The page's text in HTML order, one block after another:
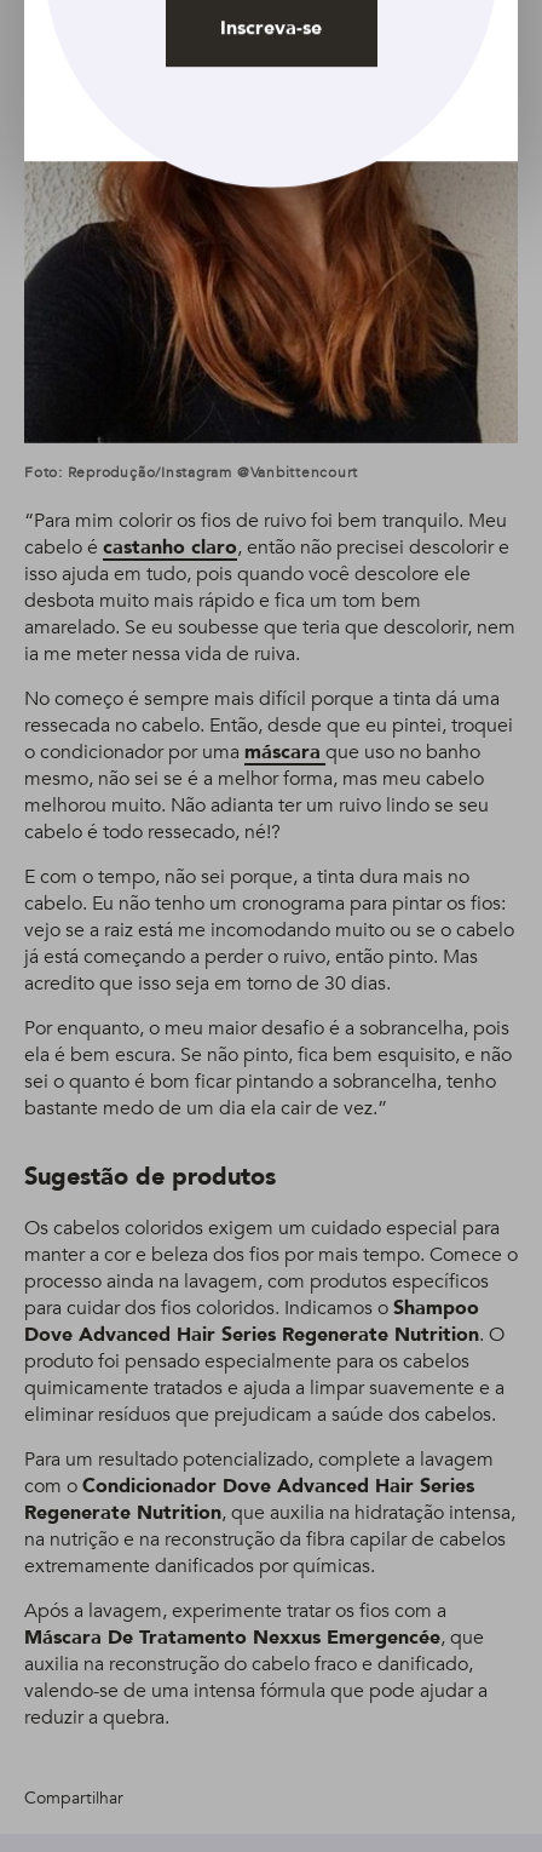
Foto: Reprodução/Instagram @vanbittencourt
“Para mim colorir os fios de ruivo foi bem tranquilo. Meu
cabelo é castanho claro, então não precisei descolorir e
isso ajuda em tudo, pois quando você descolore ele
desbota muito mais rápido e fica um tom bem
amarelado. Se eu soubesse que teria que descolorir, nem
ia me meter nessa vida de ruiva.
No começo é sempre mais difícil porque a tinta dá uma
ressecada no cabelo. Então, desde que eu pintei, troquei
o condicionador por uma máscara que uso no banho
mesmo, não sei se é a melhor forma, mas meu cabelo
melhorou muito. Não adianta ter um ruivo lindo se seu
cabelo é todo ressecado, né!?
E com o tempo, não sei porque, a tinta dura mais no
cabelo. Eu não tenho um cronograma para pintar os fios:
vejo se a raiz está me incomodando muito ou se o cabelo
já está começando a perder o ruivo, então pinto. Mas
acredito que isso seja em torno de 30 dias.
Por enquanto, o meu maior desafio é a sobrancelha, pois
ela é bem escura. Se não pinto, fica bem esquisito, e não
sei o quanto é bom ficar pintando a sobrancelha, tenho
bastante medo de um dia ela cair de vez.”
Sugestão de produtos
Os cabelos coloridos exigem um cuidado especial para
manter a cor e beleza dos fios por mais tempo. Comece o
processo ainda na lavagem, com produtos específicos
para cuidar dos fios coloridos. Indicamos oShampoo
Dove Advanced Hair Series Regenerate Nutrition. O
produto foi pensado especialmente para os cabelos
quimicamente tratados e ajuda a limpar suavemente e a
eliminar resíduos que prejudicam a saúde dos cabelos.
Para um resultado potencializado, complete a lavagem
com oCondicionador Dove Advanced Hair Series
Regenerate Nutrition, que auxilia na hidratação intensa,
na nutrição e na reconstrução da fibra capilar de cabelos
extremamente danificados por químicas.
Após a lavagem, experimente tratar os fios com a
Máscara De Tratamento Nexxus Emergencée, que
auxilia na reconstrução do cabelo fraco e danificado,
valendo-se de uma intensa fórmula que pode ajudar a
reduzir a quebra.
Compartilhar
Inscreva-se